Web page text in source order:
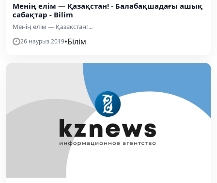
Менің елім — Қазақстан! - Балабақшадағы ашық
сабақтар - Bilim
Менің елім — Қазақстан!...
26 наурыз 2019•Білім